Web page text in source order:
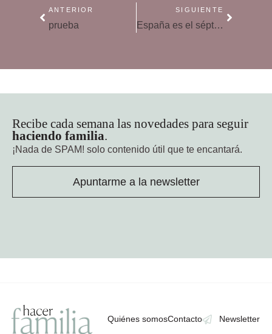
ANTERIOR
prueba
SIGUIENTE
España es el séptimo mejor país del mundo para ser madre
Recibe cada semana las novedades para seguir
haciendo familia.
¡Nada de SPAM! solo contenido útil que te encantará.
Apuntarme a la newsletter
Quiénes somosContacto Newsletter